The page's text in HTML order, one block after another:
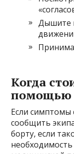
Дышите
Когда
помощью
Если симптомы
сообщить
борту, если